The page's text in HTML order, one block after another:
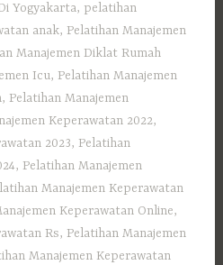
Yogyakarta, pelatihan
anak, Pelatihan Manajemen
Manajemen Diklat Rumah
Icu, Pelatihan Manajemen
, Pelatihan Manajemen
Keperawatan 2022,
2023, Pelatihan
, Pelatihan Manajemen
Manajemen Keperawatan
Keperawatan Online,
Rs, Pelatihan Manajemen
Manajemen Keperawatan